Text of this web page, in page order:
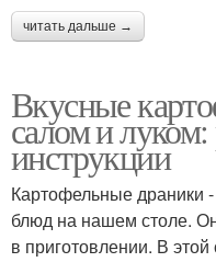
читать дальше →
Вкусные
салом и
инструкции
Картофельные драники
блюд на нашем столе.
в приготовлении. В